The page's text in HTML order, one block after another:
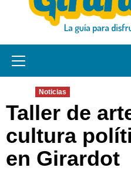
Noticias
Taller de
cultura
en Girardot